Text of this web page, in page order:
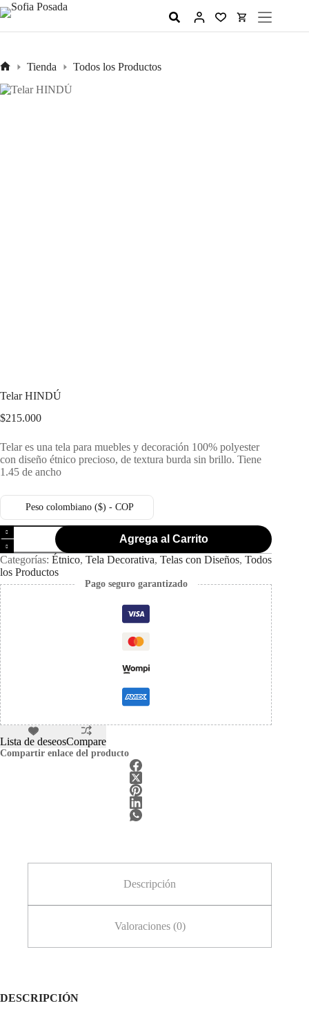
Tienda Todos los Productos
Telar HINDÚ
$215.000
Telar es una tela para muebles y decoración 100% polyester
con diseño étnico precioso, de textura burda sin brillo. Tiene
1.45 de ancho
Peso colombiano ($) - COP
Agrega al Carrito
Categorías: Étnico, Tela Decorativa, Telas con Diseños, Todos
los Productos
Pago seguro garantizado
Lista de deseosCompare
Compartir enlace del producto
Descripción
Valoraciones (0)
DESCRIPCIÓN